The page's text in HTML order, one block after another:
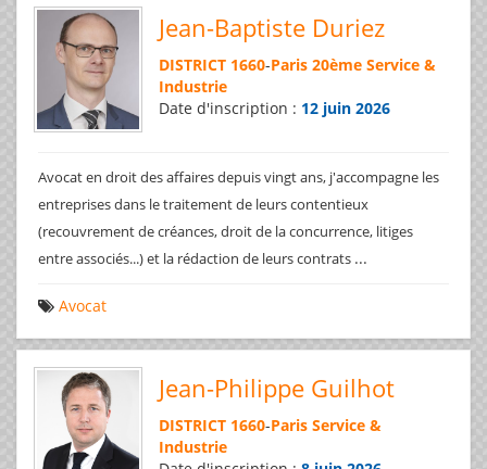
Jean-Baptiste Duriez
DISTRICT 1660-Paris 20ème Service &
Industrie
Date d'inscription : 12 juin 2026
Avocat en droit des affaires depuis vingt ans, j'accompagne les
entreprises dans le traitement de leurs contentieux
(recouvrement de créances, droit de la concurrence, litiges
entre associés...) et la rédaction de leurs contrats ...
Avocat
Jean-Philippe Guilhot
DISTRICT 1660-Paris Service &
Industrie